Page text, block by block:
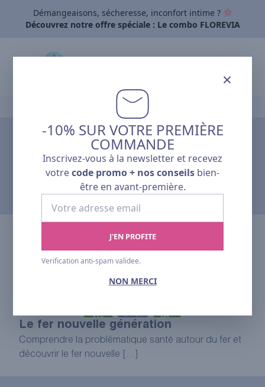
Démangeaisons, sécheresse, inconfort intime ?
Découvrez notre offre spéciale : Le combo FLOREVIA
L'actualité Pharmalp
ARCHIVES
Le fer nouvelle génération
Comprendre la problématique santé autour du fer et
découvrir le fer nouvelle […]
×
-10% SUR VOTRE PREMIÈRE
COMMANDE
Inscrivez-vous à la newsletter et recevez
votrecode promo + nos conseils bien-
être en avant-première.
adresse
J'EN PROFITE
Verification anti-spam validee.
NON MERCI